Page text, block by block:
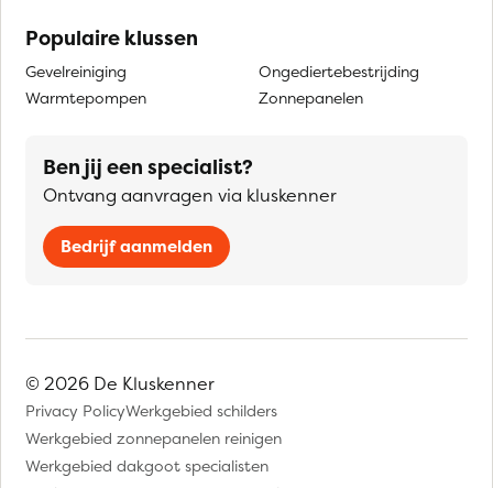
Populaire klussen
Gevelreiniging
Warmtepompen
Ongediertebestrijding
Zonnepanelen
Ben jij een specialist?
Ontvang aanvragen via kluskenner
Bedrijf aanmelden
© 2026 De Kluskenner
Privacy PolicyWerkgebied schilders
Werkgebied zonnepanelen reinigen
Werkgebied dakgoot specialisten